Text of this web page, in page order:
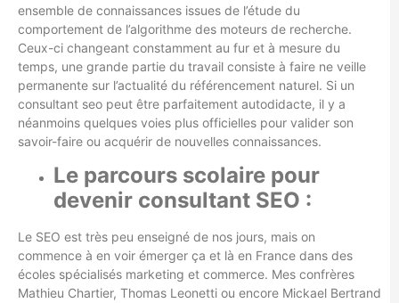
ensemble de connaissances issues de l’étude du
comportement de l’algorithme des moteurs de recherche.
Ceux-ci changeant constamment au fur et à mesure du
temps, une grande partie du travail consiste à faire ne veille
permanente sur l’actualité du référencement naturel. Si un
consultant seo peut être parfaitement autodidacte, il y a
néanmoins quelques voies plus officielles pour valider son
savoir-faire ou acquérir de nouvelles connaissances.
Le parcours scolaire pour
devenir consultant SEO :
Le SEO est très peu enseigné de nos jours, mais on
commence à en voir émerger ça et là en France dans des
écoles spécialisés marketing et commerce. Mes confrères
Mathieu Chartier, Thomas Leonetti ou encore Mickael Bertrand